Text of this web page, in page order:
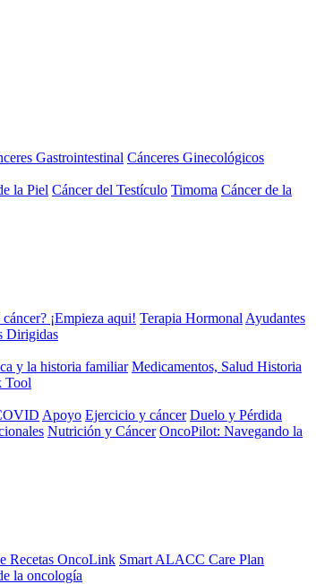
Gastrointestinal Cánceres Ginecológicos
la Piel Cáncer del Testículo Timoma Cáncer de la
¡Empieza aqui! Terapia Hormonal Ayudantes
Dirigidas
y la historia familiar Medicamentos, Salud Historia
Tool
Apoyo Ejercicio y cáncer Duelo y Pérdida
Nutrición y Cáncer OncoPilot: Navegando la
Recetas OncoLink Smart ALACC Care Plan
la oncología